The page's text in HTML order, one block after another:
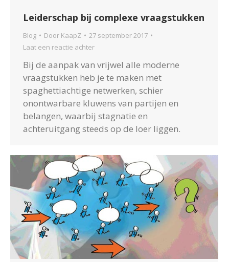
Leiderschap bij complexe vraagstukken
Blog Door KaapZ
27 september 2017
Laat een reactie achter
Bij de aanpak van vrijwel alle moderne
vraagstukken heb je te maken met
spaghettiachtige netwerken, schier
onontwarbare kluwens van partijen en
belangen, waarbij stagnatie en
achteruitgang steeds op de loer liggen.